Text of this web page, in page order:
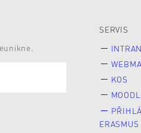
SERVIS
KOS
ERASMUS